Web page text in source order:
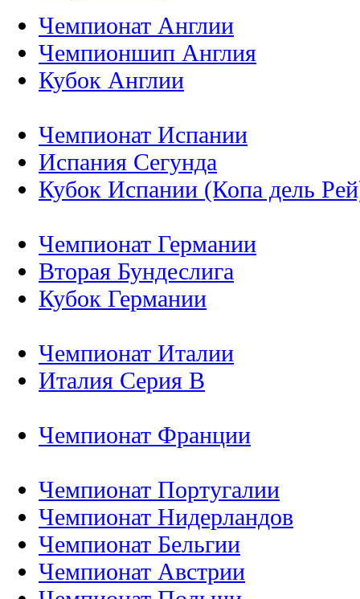
Чемпионат Англии
Чемпионшип Англия
Кубок Англии
Чемпионат Испании
Испания Сегунда
Кубок Испании (Копа дель
Чемпионат Германии
Вторая Бундеслига
Кубок Германии
Чемпионат Италии
Италия Серия B
Чемпионат Франции
Чемпионат Португалии
Чемпионат Нидерландов
Чемпионат Бельгии
Чемпионат Австрии